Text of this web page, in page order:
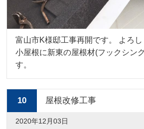
富山市K様邸工事再開です。 よろし
小屋根に新東の屋根材(フックシン
す。
10 屋根改修工事
2020年12月03日